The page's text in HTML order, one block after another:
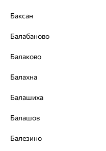
Политика конфеденциальности
Разработка сайта —
Баксан
Балабаново
Балаково
Балахна
Балашиха
Балашов
Балезино